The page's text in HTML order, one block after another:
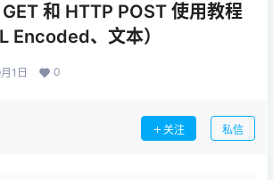
和 HTTP POST 使用教程
Encoded、文本）
1日 0
关注 私信